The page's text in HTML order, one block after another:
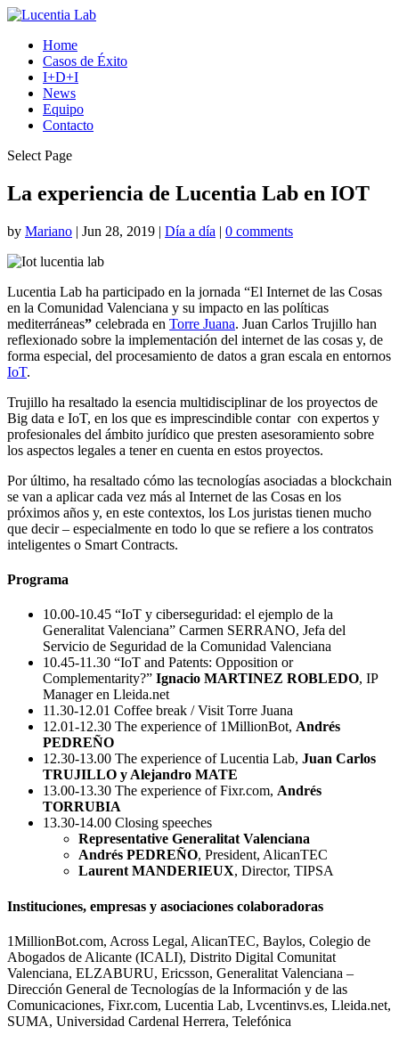
Home
Casos de Éxito
I+D+I
News
Equipo
Contacto
Select Page
La experiencia de Lucentia Lab en IOT
by Mariano | Jun 28, 2019 | Día a día | 0 comments
Lucentia Lab ha participado en la jornada “El Internet de las Cosas
en la Comunidad Valenciana y su impacto en las políticas
mediterráneas” celebrada en Torre Juana. Juan Carlos Trujillo han
reflexionado sobre la implementación del internet de las cosas y, de
forma especial, del procesamiento de datos a gran escala en entornos
IoT.
Trujillo ha resaltado la esencia multidisciplinar de los proyectos de
Big data e IoT, en los que es imprescindible contar con expertos y
profesionales del ámbito jurídico que presten asesoramiento sobre
los aspectos legales a tener en cuenta en estos proyectos.
Por último, ha resaltado cómo las tecnologías asociadas a blockchain
se van a aplicar cada vez más al Internet de las Cosas en los
próximos años y, en este contextos, los Los juristas tienen mucho
que decir – especialmente en todo lo que se refiere a los contratos
inteligentes o Smart Contracts.
Programa
10.00-10.45 “IoT y ciberseguridad: el ejemplo de la
Generalitat Valenciana” Carmen SERRANO, Jefa del
Servicio de Seguridad de la Comunidad Valenciana
10.45-11.30 “IoT and Patents: Opposition or
Complementarity?” Ignacio MARTINEZ ROBLEDO, IP
Manager en Lleida.net
11.30-12.01 Coffee break / Visit Torre Juana
12.01-12.30 The experience of 1MillionBot, Andrés
PEDREÑO
12.30-13.00 The experience of Lucentia Lab, Juan Carlos
TRUJILLO y Alejandro MATE
13.00-13.30 The experience of Fixr.com, Andrés
TORRUBIA
13.30-14.00 Closing speeches
Representative Generalitat Valenciana
Andrés PEDREÑO, President, AlicanTEC
Laurent MANDERIEUX, Director, TIPSA
Instituciones, empresas y asociaciones colaboradoras
1MillionBot.com, Across Legal, AlicanTEC, Baylos, Colegio de
Abogados de Alicante (ICALI), Distrito Digital Comunitat
Valenciana, ELZABURU, Ericsson, Generalitat Valenciana –
Dirección General de Tecnologías de la Información y de las
Comunicaciones, Fixr.com, Lucentia Lab, Lvcentinvs.es, Lleida.net,
SUMA, Universidad Cardenal Herrera, Telefónica